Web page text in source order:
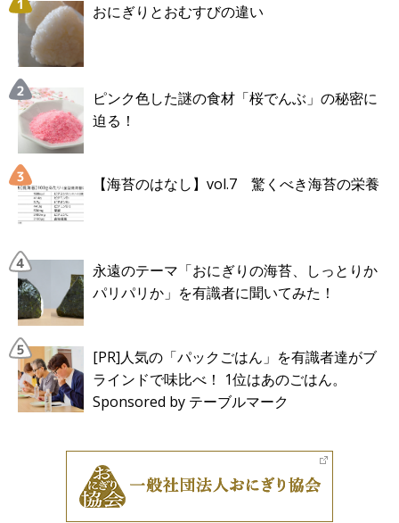
おにぎりとおむすびの違い
ピンク色した謎の食材「桜でんぶ」の秘密に
迫る！
【海苔のはなし】vol.7 驚くべき海苔の栄養
永遠のテーマ「おにぎりの海苔、しっとりか
パリパリか」を有識者に聞いてみた！
[PR]人気の「パックごはん」を有識者達がブ
ラインドで味比べ！ 1位はあのごはん。
Sponsored by テーブルマーク